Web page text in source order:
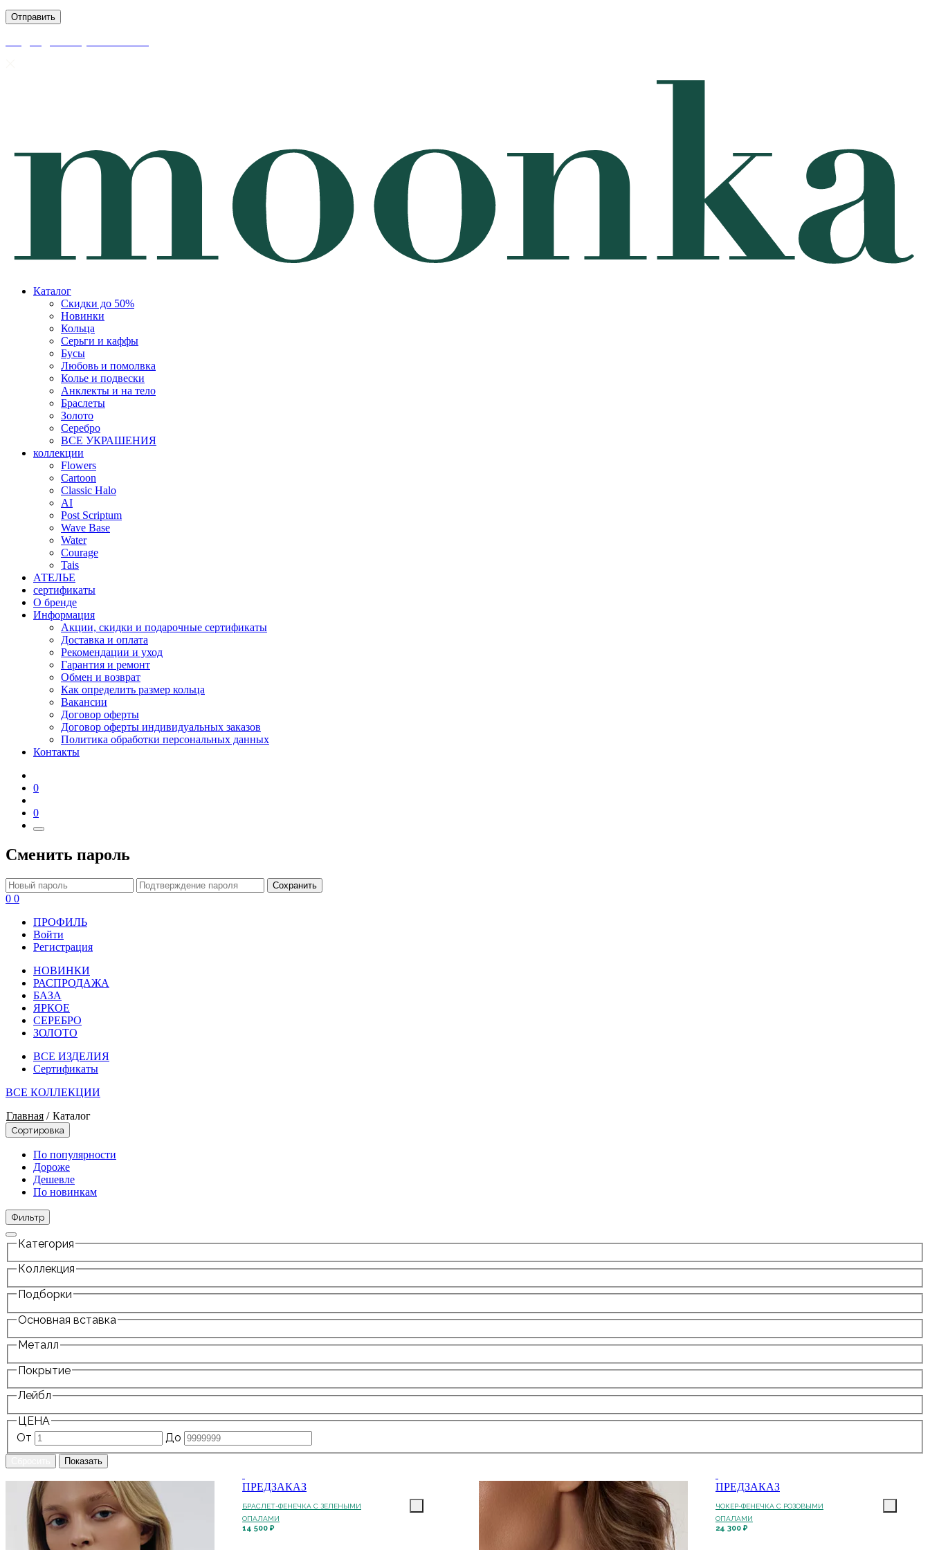
Каталог
Скидки до 50%
Новинки
Кольца
Серьги и каффы
Бусы
Любовь и помолвка
Колье и подвески
Анклекты и на тело
Браслеты
Золото
Серебро
ВСЕ УКРАШЕНИЯ
коллекции
Flowers
Cartoon
Classic Halo
AI
Post Scriptum
Wave Base
Water
Courage
Tais
АТЕЛЬЕ
сертификаты
О бренде
Информация
Акции, скидки и подарочные сертификаты
Доставка и оплата
Рекомендации и уход
Гарантия и ремонт
Обмен и возврат
Как определить размер кольца
Вакансии
Договор оферты
Договор оферты индивидуальных заказов
Политика обработки персональных данных
Контакты
0
0
Сменить пароль
Сохранить
0 0
ПРОФИЛЬ
Войти
Регистрация
НОВИНКИ
РАСПРОДАЖА
БАЗА
ЯРКОЕ
СЕРЕБРО
ЗОЛОТО
ВСЕ ИЗДЕЛИЯ
Сертификаты
ВСЕ КОЛЛЕКЦИИ
Главная / Каталог
Сортировка
По популярности
Дороже
Дешевле
По новинкам
Фильтр
Категория
Коллекция
Подборки
Основная вставка
Металл
Покрытие
Лейбл
ЦЕНА
От
До
ПРЕДЗАКАЗ
БРАСЛЕТ-ФЕНЕЧКА С ЗЕЛЕНЫМИ
ОПАЛАМИ
14 500 ₽
ПРЕДЗАКАЗ
ЧОКЕР-ФЕНЕЧКА С РОЗОВЫМИ
ОПАЛАМИ
24 300 ₽